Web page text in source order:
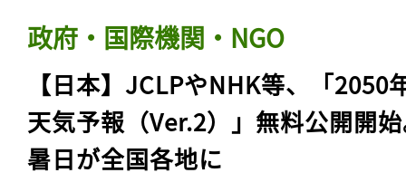
政府・国際機関・NGO
【日本】JCLPやNHK等、「2050
天気予報（Ver.2）」無料公開開
暑日が全国各地に